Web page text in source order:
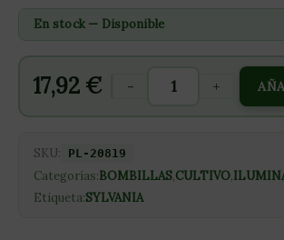
En stock — Disponible
17,92 € - +
SKU: PL-20819
Categorías:BOMBILLAS,CULTIVO,
Etiqueta:SYLVANIA